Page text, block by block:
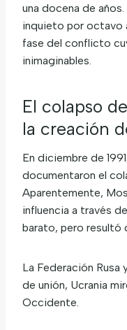
una docena de
inquieto por octavo
fase del conflicto
inimaginables.
El colapso
la creación
En diciembre de
documentaron el
Aparentemente,
influencia a través
barato, pero resultó
La Federación Rusa
de unión, Ucrania
Occidente.